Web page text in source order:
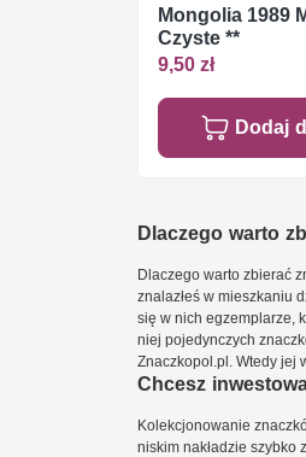
Mongolia 1989
Czyste **
9,50 zł
Dodaj
Dlaczego warto
Dlaczego warto zbierać
znalazłeś w mieszkaniu
się w nich egzemplarze,
niej pojedynczych
Znaczkopol.pl. Wtedy jej
Chcesz
Kolekcjonowanie
niskim nakładzie szybko